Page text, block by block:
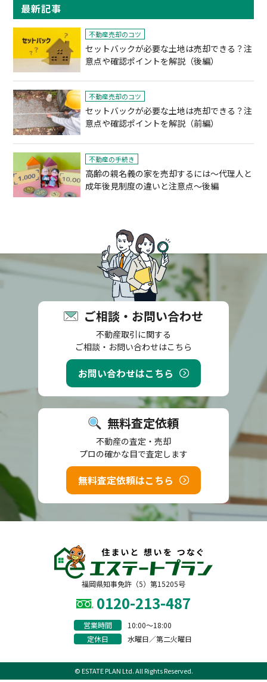
最新記事
不動産売却のコツ
セットバックが必要な土地は売却できる？注
意点や確認ポイントを解説（後編）
不動産売却のコツ
セットバックが必要な土地は売却できる？注
意点や確認ポイントを解説（前編）
不動産の手続き
高齢の親名義の家を売却するには～代理人と
成年後見制度の違いと注意点～後編
ご相談・お問い合わせ
不動産取引に関する
ご相談・お問い合わせはこちら
お問い合わせはこちら
無料査定依頼
不動産の査定・売却
プロの確かな目で査定します
無料査定依頼はこちら
福岡県知事免許（5）第15205号
0120-213-487
営業時間
10:00〜18:00
定休日
水曜日／第二火曜日
© ESTATE PLAN Ltd. All Rights Reserved.